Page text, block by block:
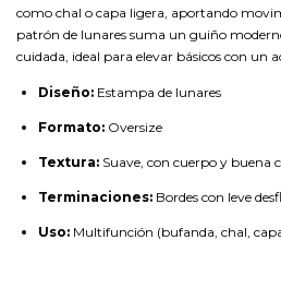
como chal o capa ligera, aportando
patrón de lunares suma un guiño
cuidada, ideal para elevar básicos con un
Diseño: Estampa de lunares
Formato: Oversize
Textura: Suave, con cuerpo y buena
Terminaciones: Bordes con leve
Uso: Multifunción (bufanda, chal,